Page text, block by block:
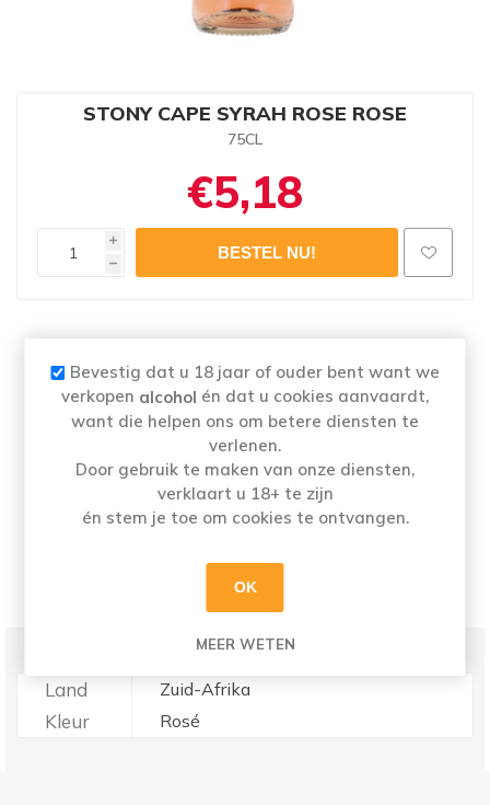
STONY CAPE SYRAH ROSE ROSE
75CL
€5,18
i
h
Naam: STONY CAPE SYRAH ROSE ROSE 75CL
Merk: STONY CAPE
Categorie: Rosé
Alcoholpercentage: 12,5%
Dieproze met aroma van cassis en aardbei én
een 'spicy' maaltijd.
PRODUCT SPECIFICATIES
Land Zuid-Afrika
Kleur Rosé
Bevestig dat u 18 jaar of ouder bent want we
verkopen alcohol én dat u cookies aanvaardt,
want die helpen ons om betere diensten te
verlenen.
Door gebruik te maken van onze diensten,
verklaart u 18+ te zijn
én stem je toe om cookies te ontvangen.
OK
MEER WETEN